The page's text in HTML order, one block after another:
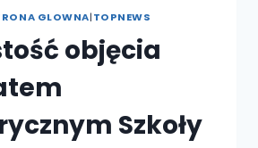
GLOWNA|TOPNEWS
objęcia
Szkoły